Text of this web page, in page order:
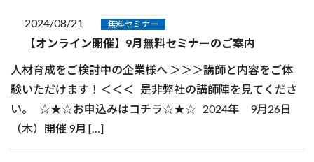
2024/08/21 無料セミナー
【オンライン開催】9月無料セミナーのご案内
人材育成をご検討中の企業様へ ＞＞＞講師と内容をご体
験いただけます！＜＜＜ 是非弊社の講師陣を見てくださ
い。 ☆★☆お申込みはコチラ☆★☆ 2024年 9月26日
（木）開催 9月 […]